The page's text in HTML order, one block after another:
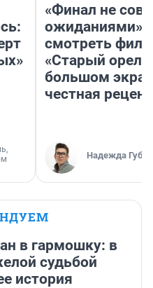
«Финал не
ожиданиями»:
смотреть
«Старый орел»
большом
честная
Надежда
в гармошку: в
судьбой
история